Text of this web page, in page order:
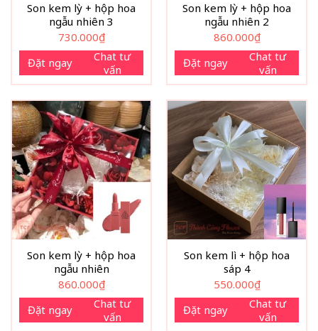
Son kem lỳ + hộp hoa
ngẫu nhiên 3
730.000₫
Đặt ngay
Chat tư
vấn
Son kem lỳ + hộp hoa
ngẫu nhiên 2
860.000₫
Đặt ngay
Chat tư
vấn
Son kem lỳ + hộp hoa
ngẫu nhiên
860.000₫
Đặt ngay
Chat tư
vấn
Son kem lì + hộp hoa
sáp 4
550.000₫
Đặt ngay
Chat tư
vấn